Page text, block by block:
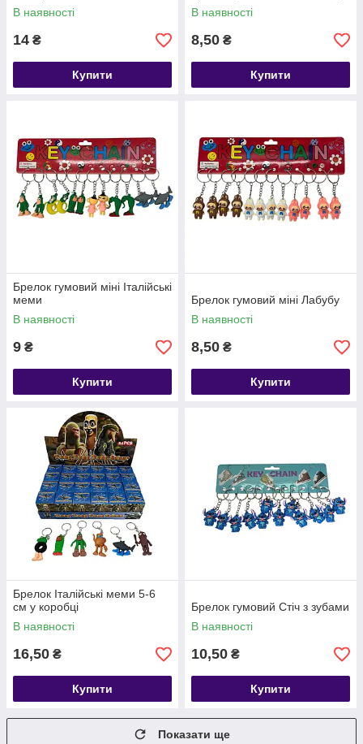
В наявності
14 ₴
Купити
В наявності
8,50 ₴
Купити
Брелок гумовий міні Італійські
меми
В наявності
9 ₴
Купити
Брелок гумовий міні Лабубу
В наявності
8,50 ₴
Купити
Брелок Італійські меми 5-6
см у коробці
В наявності
16,50 ₴
Купити
Брелок гумовий Стіч з зубами
В наявності
10,50 ₴
Купити
Показати ще